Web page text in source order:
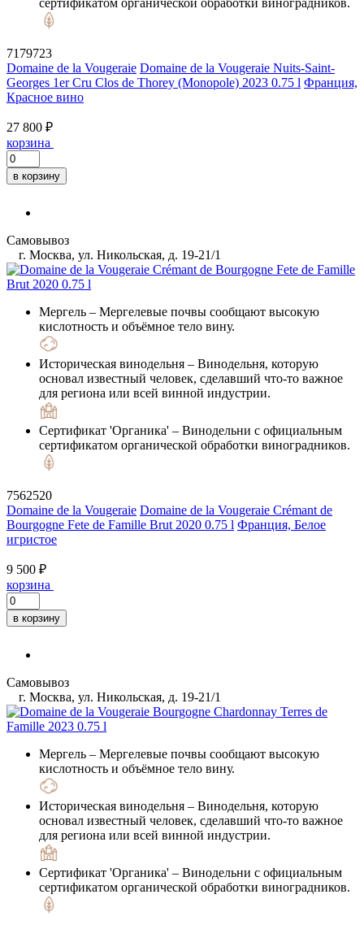
7179723
Domaine de la Vougeraie Domaine de la Vougeraie Nuits-Saint-
Georges 1er Cru Clos de Thorey (Monopole) 2023 0.75 l Франция,
Красное вино
27 800 ₽
корзина
в корзину
Самовывоз
г. Москва, ул. Никольская, д. 19-21/1
Мергель – Мергелевые почвы сообщают высокую
кислотность и объёмное тело вину.
Историческая винодельня – Винодельня, которую
основал известный человек, сделавший что-то важное
для региона или всей винной индустрии.
Сертификат 'Органика' – Винодельни с официальным
сертификатом органической обработки виноградников.
7562520
Domaine de la Vougeraie Domaine de la Vougeraie Crémant de
Bourgogne Fete de Famille Brut 2020 0.75 l Франция, Белое
игристое
9 500 ₽
корзина
в корзину
Самовывоз
г. Москва, ул. Никольская, д. 19-21/1
Мергель – Мергелевые почвы сообщают высокую
кислотность и объёмное тело вину.
Историческая винодельня – Винодельня, которую
основал известный человек, сделавший что-то важное
для региона или всей винной индустрии.
Сертификат 'Органика' – Винодельни с официальным
сертификатом органической обработки виноградников.